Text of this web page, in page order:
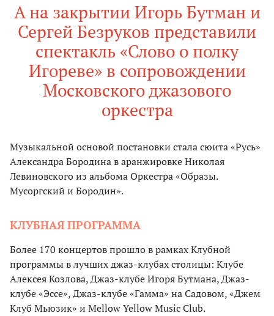
А на закрытии Игорь Бутман и
Сергей Безруков представили
спектакль «Слово о полку
Игореве» в сопровождении
Московского джазового
оркестра
Музыкальной основой постановки стала сюита «Русь»
Александра Бородина в аранжировке Николая
Левиновского из альбома Оркестра «Образы.
Мусоргский и Бородин».
КЛУБНАЯ ПРОГРАММА
Более 170 концертов прошло в рамках Клубной
программы в лучших джаз-клубах столицы: Клубе
Алексея Козлова, Джаз-клубе Игоря Бутмана, Джаз-
клубе «Эссе», Джаз-клубе «Гамма» на Садовом, «Джем
Клуб Мьюзик» и Mellow Yellow Music Club.